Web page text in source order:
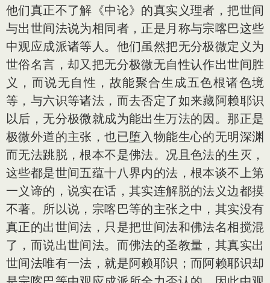
他们真正不了解《中论》的真实义理者，把世间
与出世间法说为相同者，正是月称与宗喀巴这些
中观应成派诸等人。他们虽然把无分极微定义为
世俗名言，却又把无分极微无自性认作出世间胜
义，而说无自性，故能聚合生成五色根诸色境
等，与六识等诸法，而去否定了如来藏阿赖耶识
以后，无分极微就成为能出生万法的因。那正是
极微外道的主张，也已堕入物能生心的无明深渊
而无法跳脱，根本不是佛法。况且色法的生灭，
这些都是世间五蕴十八界内的法，根本谈不上第
一义谛的，说实在话，其实连解脱的法义边都摸
不著。所以说，宗喀巴等的主张之中，其实没有
真正的出世间法，只是把世间法和佛法名相搅混
了，而说出世间法。而佛法的圣教量，其真实出
世间法唯有一法，就是阿赖耶识；而阿赖耶识却